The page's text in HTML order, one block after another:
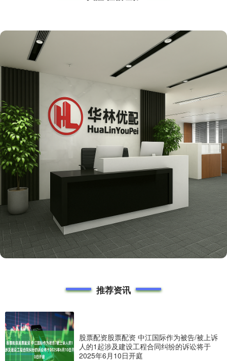
推荐资讯
股票配资股票配资 中江国际作为被告/被上诉
人的1起涉及建设工程合同纠纷的诉讼将于
2025年6月10日开庭